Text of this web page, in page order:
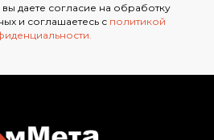
даете согласие на обработку
и соглашаетесь с политикой